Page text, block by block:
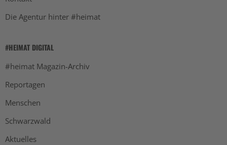
Die Agentur hinter #heimat
#HEIMAT DIGITAL
#heimat Magazin-Archiv
Reportagen
Menschen
Schwarzwald
Aktuelles